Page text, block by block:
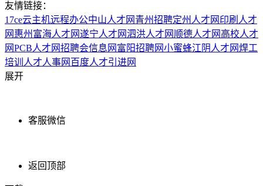
友情链接：
17ce云主机远程办公中山人才网 青州招聘定州人才网 印刷人才
网 惠州富海人才网遂宁人才网泗洪人才网 顺德人才网 高校人才
网PCB人才网招聘会信息网 富阳招聘网小蜜蜂江阴人才网焊工
培训 人才人事网 百度人才引进网
展开
客服微信
返回顶部